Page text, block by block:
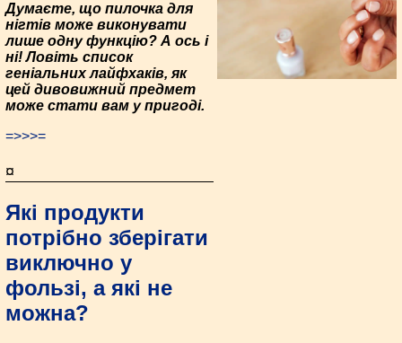
Думаєте, що пилочка для
нігтів може виконувати
лише одну функцію? А ось і
ні! Ловіть список
геніальних лайфхаків, як
цей дивовижний предмет
може стати вам у пригоді.
=>>>=
¤
Які продукти
потрібно зберігати
виключно у
фользі, а які не
можна?